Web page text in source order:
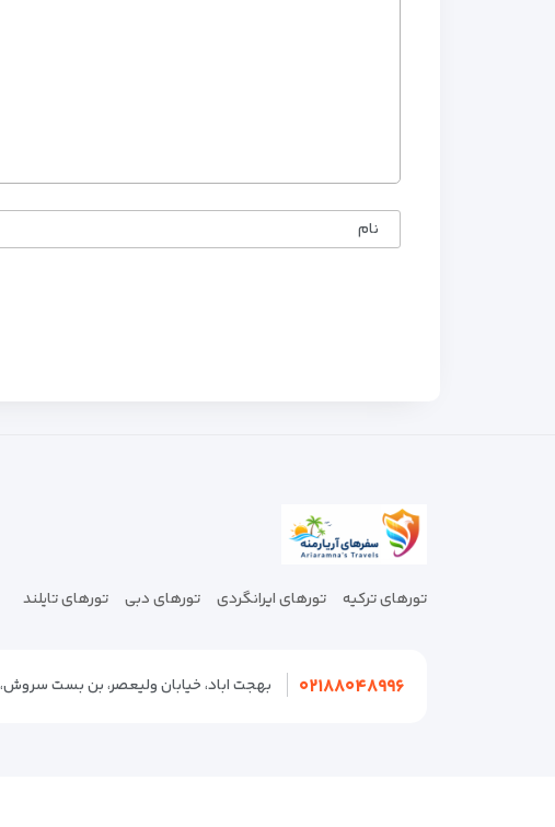
نام
تورهای ترکیه تورهای ایرانگردی تورهای دبی تورهای تایلند
۰۲۱۸۸۰۴۸۹۹۶ بهجت اباد، خیابان ولیعصر، بن بست سروش، پلاک۲، طبقه سوم، واحد ۲ - پشتیبانی ۲۴ ساعته